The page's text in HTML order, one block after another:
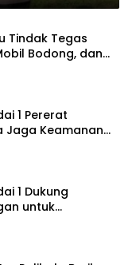
Tindak Tegas
Bodong, dan
1 Pererat
Jaga Keamanan
1 Dukung
untuk
Indonesia Emas